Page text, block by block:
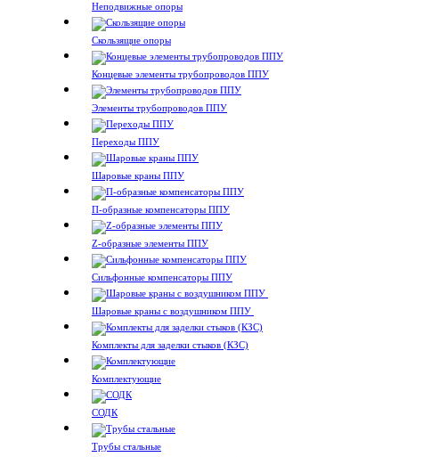
Неподвижные опоры
Скользящие опоры
Концевые элементы трубопроводов ППУ
Элементы трубопроводов ППУ
Переходы ППУ
Шаровые краны ППУ
П-образные компенсаторы ППУ
Z-образные элементы ППУ
Сильфонные компенсаторы ППУ
Шаровые краны с воздушником ППУ
Комплекты для заделки стыков (КЗС)
Комплектующие
СОДК
Трубы стальные